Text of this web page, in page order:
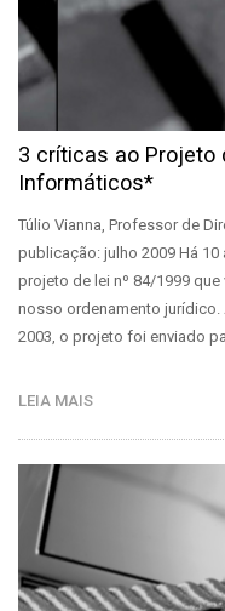
3 críticas ao Projeto
Informáticos*
Túlio Vianna, Professor de
publicação: julho 2009 Há
projeto de lei nº 84/1999
nosso ordenamento jurídico.
2003, o projeto foi enviado
LEIA MAIS